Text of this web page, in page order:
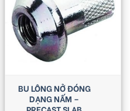
BU LÔNG NỞ ĐÓNG
DẠNG NẤM –